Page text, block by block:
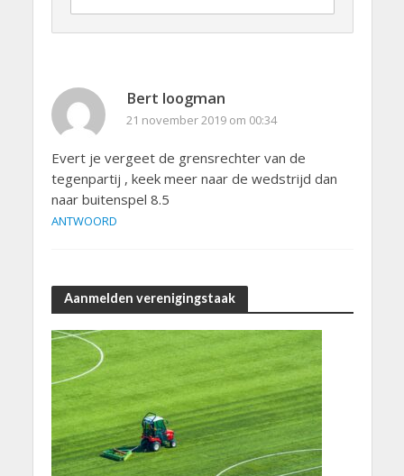
Bert loogman
21 november 2019 om 00:34
Evert je vergeet de grensrechter van de
tegenpartij , keek meer naar de wedstrijd dan
naar buitenspel 8.5
ANTWOORD
Aanmelden verenigingstaak